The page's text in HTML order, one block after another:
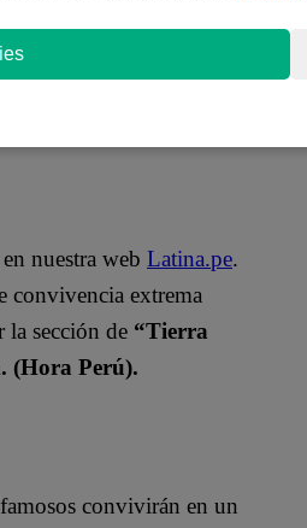
nuestra web Latina.pe.
convivencia extrema
la sección de “Tierra
(Hora Perú).
convivirán en un